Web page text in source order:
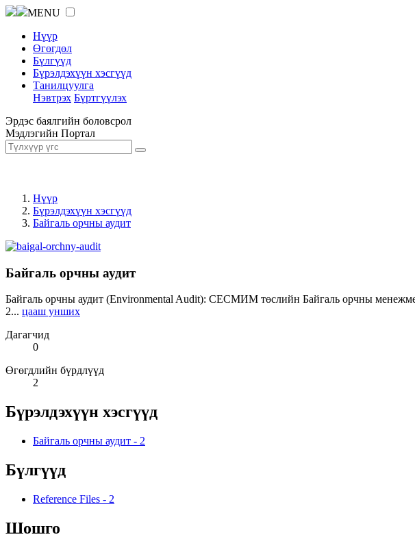
MENU
Нүүр
Өгөгдөл
Бүлгүүд
Бүрэлдэхүүн хэсгүүд
Танилцуулга
Нэвтрэх Бүртгүүлэх
Эрдэс баялгийн боловсрол
Мэдлэгийн Портал
Нүүр
Бүрэлдэхүүн хэсгүүд
Байгаль орчны аудит
Байгаль орчны аудит
Байгаль орчны аудит (Environmental Audit): СЕСМИМ төслийн Байгаль орчны
2... цааш унших
Дагагчид
0
Өгөгдлийн бүрдлүүд
2
Бүрэлдэхүүн хэсгүүд
Байгаль орчны аудит - 2
Бүлгүүд
Reference Files - 2
Шошго